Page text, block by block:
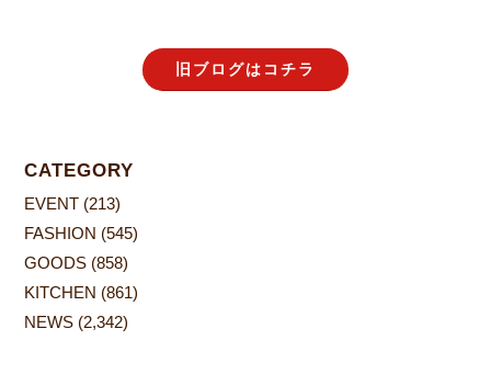
旧ブログはコチラ
CATEGORY
EVENT (213)
FASHION (545)
GOODS (858)
KITCHEN (861)
NEWS (2,342)